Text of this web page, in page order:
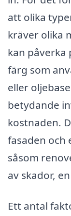
att olika
kräver olika
kan påverka
färg som
eller
betydande
kostnaden.
fasaden och
såsom
av skador,
Ett antal